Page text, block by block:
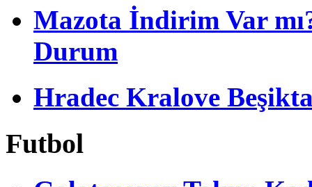
Mazota İndirim Var
Durum
Hradec Kralove
Futbol